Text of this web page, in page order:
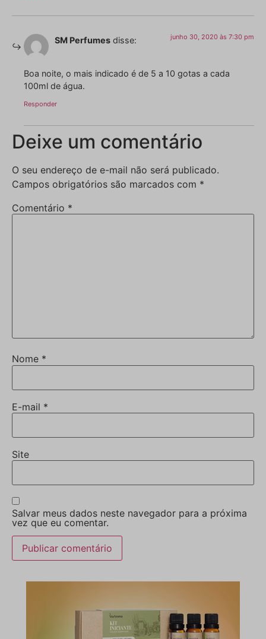
SM Perfumes disse: junho 30, 2020 às 7:30 pm
Boa noite, o mais indicado é de 5 a 10 gotas a cada
100ml de água.
Responder
Deixe um comentário
O seu endereço de e-mail não será publicado.
Campos obrigatórios são marcados com *
Comentário *
Nome *
E-mail *
Site
Salvar meus dados neste navegador para a próxima
vez que eu comentar.